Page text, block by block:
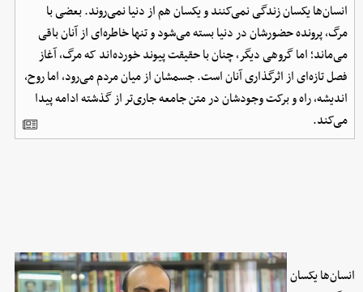
انسان‌ها یکسان زندگی نمی‌کنند و یکسان هم از دنیا نمی‌روند. بعضی با
مرگ، پرونده حضورشان در دنیا بسته می‌شود و تنها خاطره‌ای از آنان باقی
می‌ماند؛ اما گروهی دیگر، چنان با حقیقت پیوند خورده‌اند که مرگ، آغاز
فصل تازه‌ای از اثرگذاری آنان است. جسمشان از میان مردم می‌رود، اما روح،
اندیشه، راه و برکت وجودشان در متن جامعه جاری‌تر از گذشته ادامه پیدا
می‌کند.
انسان‌ها یکسان